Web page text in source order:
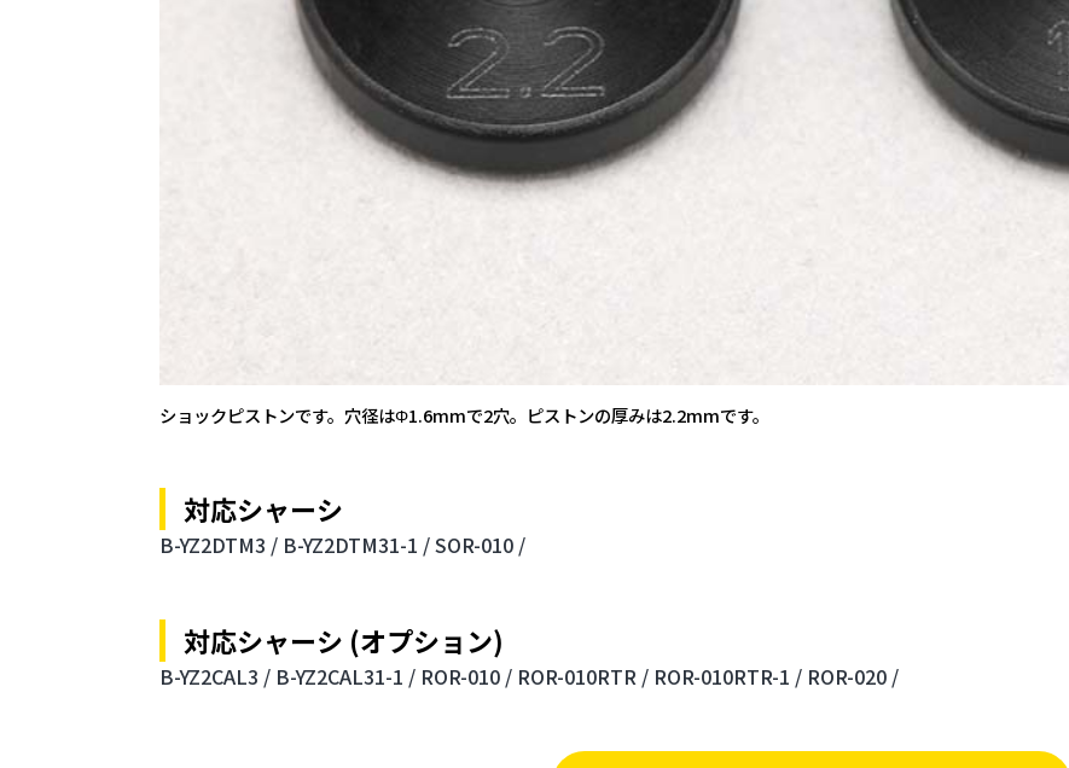
ショックピストンです。穴径はΦ1.6mmで2穴。ピストンの厚みは2.2mmです。
対応シャーシ
B-YZ2DTM3 / B-YZ2DTM31-1 /SOR-010 /
対応シャーシ (オプション)
B-YZ2CAL3 / B-YZ2CAL31-1 / ROR-010 / ROR-010RTR / ROR-010RTR-1 / ROR-020 /